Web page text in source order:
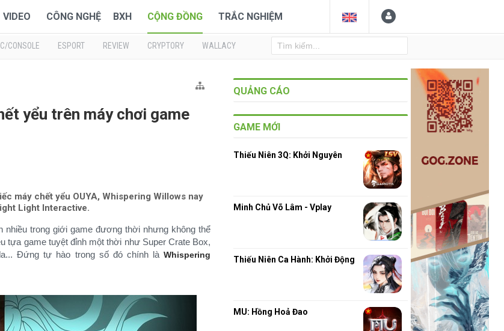
VIDEO CÔNG NGHỆ BXH CỘNG ĐỒNG TRẮC NGHIỆM
CONSOLE ESPORT REVIEW CRYPTORY WALLACY
yểu trên máy chơi game
máy chết yểu OUYA, Whispering Willows nay
Light Interactive.
trong giới game đương thời nhưng không thể
tựa game tuyệt đỉnh một thời như Super Crate Box,
Đứng tự hào trong số đó chính làWhispering
QUẢNG CÁO
GAME MỚI
Thiếu Niên 3Q: Khởi Nguyên
Minh Chủ Võ Lâm - Vplay
Thiếu Niên Ca Hành: Khởi Động
MU: Hồng Hoả Đao